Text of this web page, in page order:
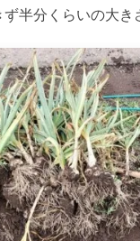
半分くらいの大き